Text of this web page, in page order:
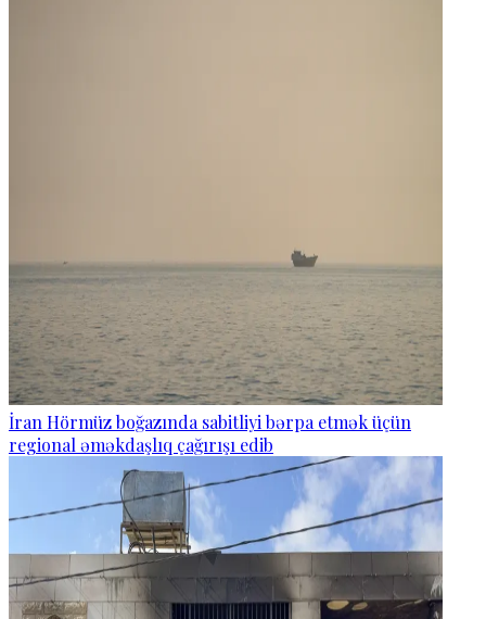
İran Hörmüz boğazında sabitliyi bərpa etmək üçün
regional əməkdaşlıq çağırışı edib